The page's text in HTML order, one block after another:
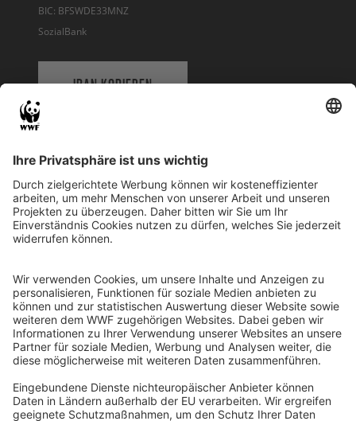
BIC: BFSWDE33MNZ
SozialBank
IBAN KOPIEREN
WWF Deutschland
Reinhardtstr. 18
10117 Berlin
Ihre Spende kann steuerlich geltend gemacht werden
Registriert als Stiftung WWF Deutschland, Senatsverwaltung für
Justiz Berlin, Az: 3416/976/2
Umsatzsteuer-Identifikationsnummer: DE 114236103
Freistellungsbescheid: Als gemeinnützige Körperschaft befreit
von der Körperschaftssteuer gem. §5 I 9 KStg. unter der